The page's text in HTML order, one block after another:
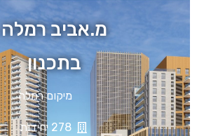
מ.אביב רמלה
בתכנון
מיקום רמלה
278 יחידות